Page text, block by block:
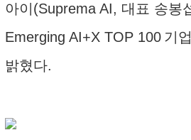
아이(Suprema AI, 대표 송봉
Emerging AI+X TOP 100 기
밝혔다.